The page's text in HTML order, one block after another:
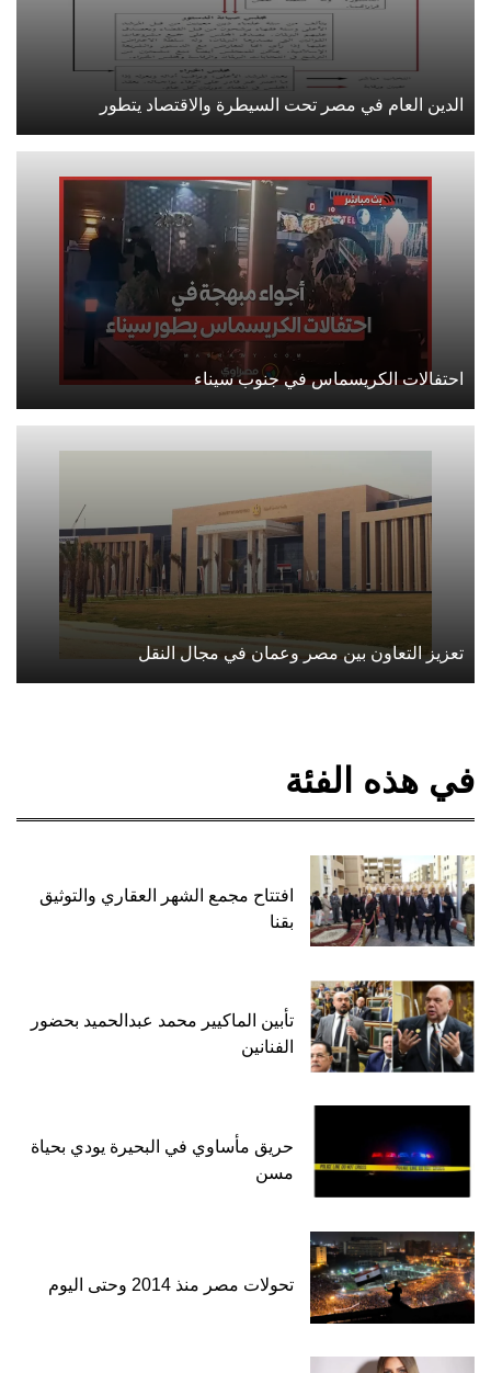
الدين العام في مصر تحت السيطرة والاقتصاد يتطور
احتفالات الكريسماس في جنوب سيناء
تعزيز التعاون بين مصر وعمان في مجال النقل
في هذه الفئة
افتتاح مجمع الشهر العقاري والتوثيق
بقنا
تأبين الماكيير محمد عبدالحميد بحضور
الفنانين
حريق مأساوي في البحيرة يودي بحياة
مسن
تحولات مصر منذ 2014 وحتى اليوم